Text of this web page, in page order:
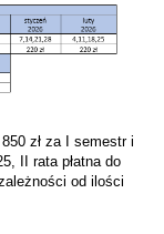
zł za I semestr i
II rata płatna do
od ilości